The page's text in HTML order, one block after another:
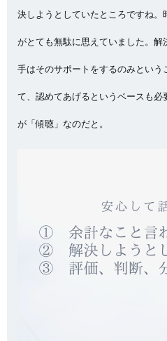
決しようとしていたところですね。
がとても無駄に思えていました。解
手はそのサポートをするのみという
て、認めてあげるというベースも
が「傾聴」なのだと。